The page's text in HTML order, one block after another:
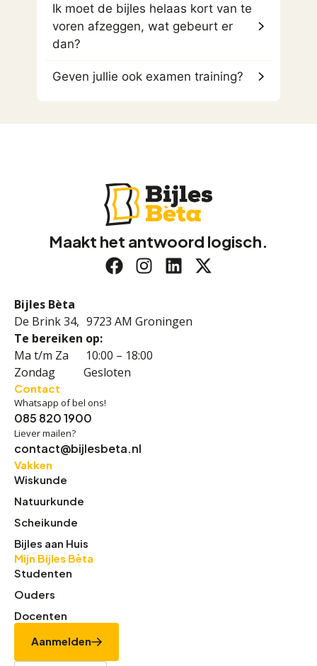
Ik moet de bijles helaas kort van te
voren afzeggen, wat gebeurt er
dan?
Geven jullie ook examen training?
Maakt het antwoord logisch.
Bijles Bèta
De Brink 34, 9723 AM Groningen
Te bereiken op:
Ma t/m Za 10:00 – 18:00
Zondag Gesloten
Contact
Whatsapp of bel ons!
085 820 1900
Liever mailen?
contact@bijlesbeta.nl
Vakken
Wiskunde
Natuurkunde
Scheikunde
Bijles aan Huis
Mijn Bijles Bèta
Studenten
Ouders
Docenten
Aanmelden